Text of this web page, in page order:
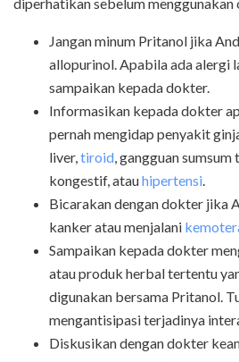
Jangan minum Pritanol jika
allopurinol. Apabila ada alergi
sampaikan kepada dokter.
Informasikan kepada dokter
pernah mengidap penyakit
liver,tiroid, gangguan
kongestif, atauhipertensi.
Bicarakan dengan dokter jika
kanker atau menjalani
Sampaikan kepada dokter
atau produk herbal tertentu
digunakan bersama Pritanol.
mengantisipasi terjadinya
Diskusikan dengan dokter